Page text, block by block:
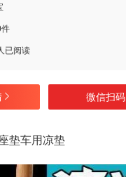
已阅读
微信扫码
垫车用凉垫